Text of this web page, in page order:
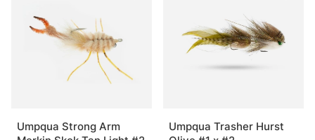
Umpqua Strong Arm
Umpqua Trasher Hurst